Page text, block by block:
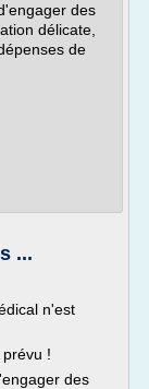
des
délicate,
de
...
n'est
!
des